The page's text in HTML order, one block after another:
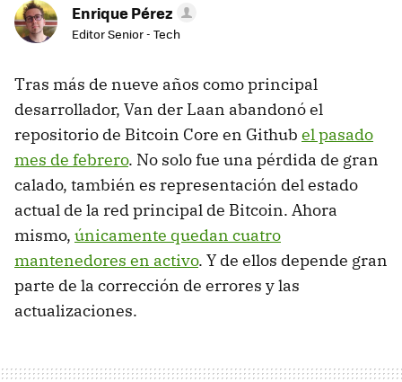
Enrique Pérez
Editor Senior - Tech
Tras más de nueve años como principal
desarrollador, Van der Laan abandonó el
repositorio de Bitcoin Core en Github el pasado
mes de febrero. No solo fue una pérdida de gran
calado, también es representación del estado
actual de la red principal de Bitcoin. Ahora
mismo, únicamente quedan cuatro
mantenedores en activo. Y de ellos depende gran
parte de la corrección de errores y las
actualizaciones.